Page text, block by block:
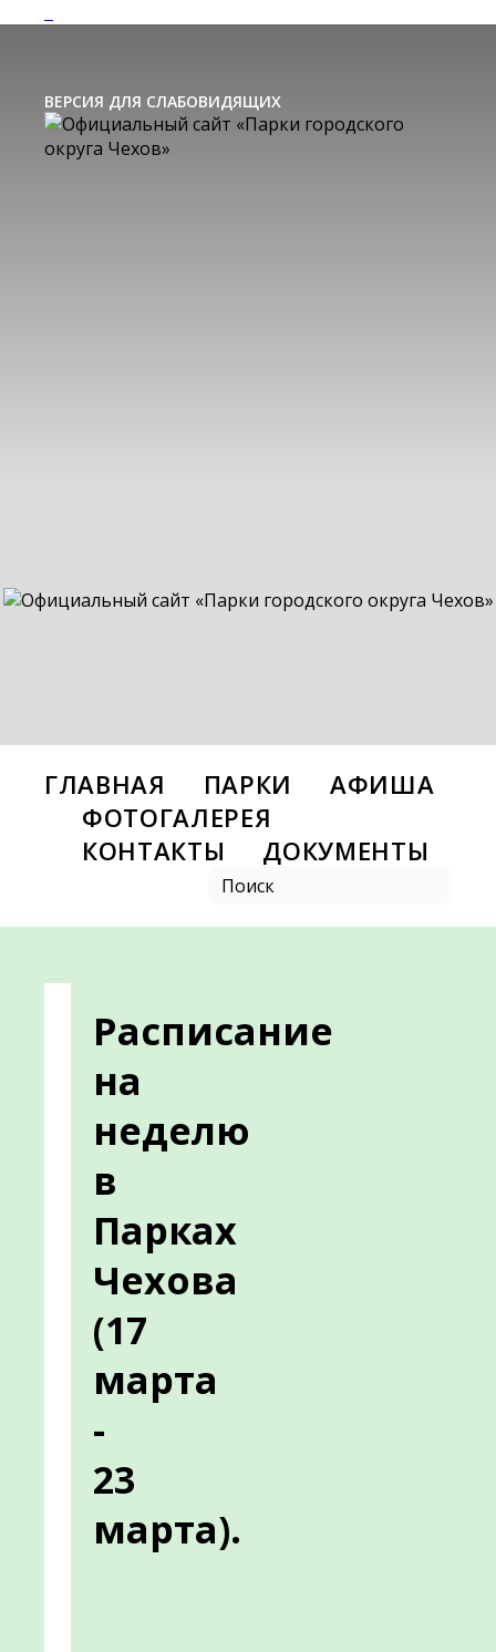
ВЕРСИЯ ДЛЯ СЛАБОВИДЯЩИХ
ГЛАВНАЯ ПАРКИ
АФИША
ФОТОГАЛЕРЕЯ
КОНТАКТЫ
ДОКУМЕНТЫ
Расписание
на
неделю
в
Парках
Чехова
(17
марта
-
23
марта).